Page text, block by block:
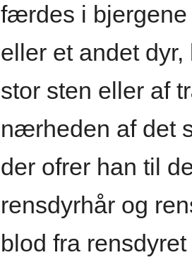
færdes i
eller et andet
stor sten eller af
nærheden af det
der ofrer han til
rensdyrhår og
blod fra